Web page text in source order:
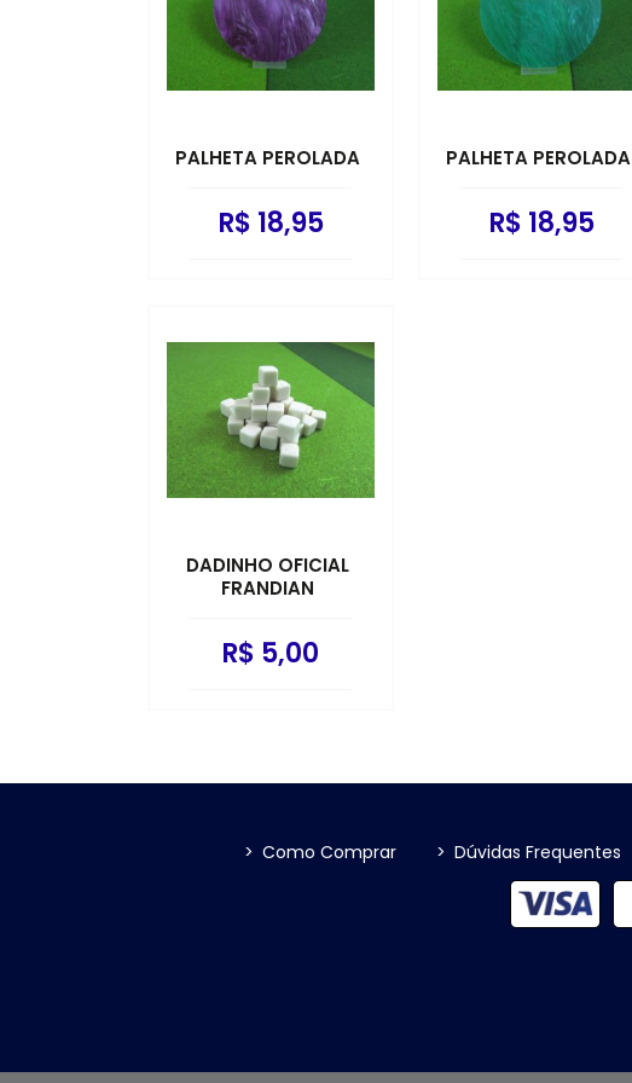
PALHETA PEROLADA
R$ 18,95
PALHETA PEROLADA
R$ 18,95
DADINHO OFICIAL
FRANDIAN
R$ 5,00
> Como Comprar > Dúvidas Frequentes